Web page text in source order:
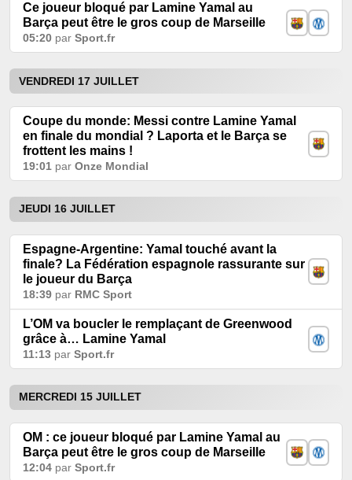
Ce joueur bloqué par Lamine Yamal au
Barça peut être le gros coup de Marseille
05:20 par Sport.fr
VENDREDI 17 JUILLET
Coupe du monde: Messi contre Lamine Yamal
en finale du mondial ? Laporta et le Barça se
frottent les mains !
19:01 par Onze Mondial
JEUDI 16 JUILLET
Espagne-Argentine: Yamal touché avant la
finale? La Fédération espagnole rassurante sur
le joueur du Barça
18:39 par RMC Sport
L’OM va boucler le remplaçant de Greenwood
grâce à… Lamine Yamal
11:13 par Sport.fr
MERCREDI 15 JUILLET
OM : ce joueur bloqué par Lamine Yamal au
Barça peut être le gros coup de Marseille
12:04 par Sport.fr